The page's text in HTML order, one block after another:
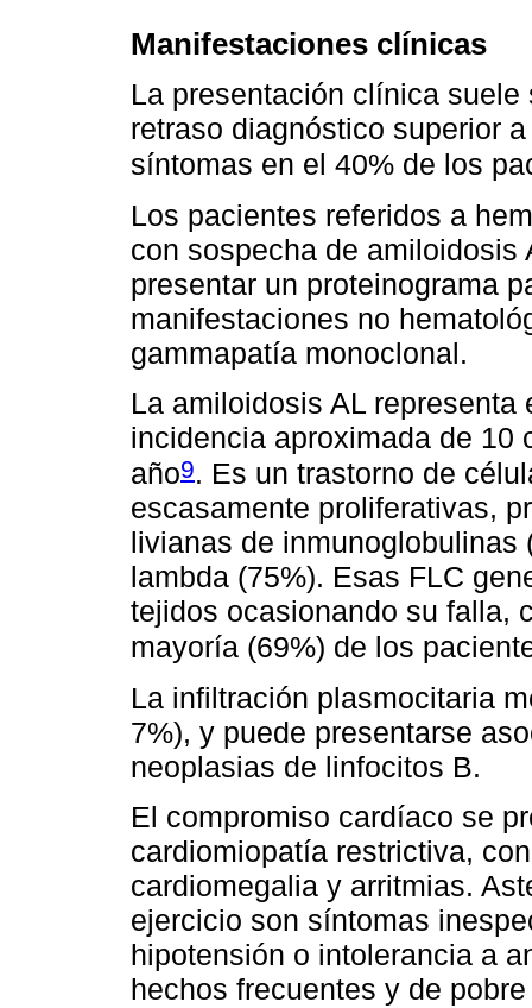
Manifestaciones clínicas
La presentación clínica
retraso diagnóstico superior
síntomas en el 40% de los
Los pacientes referidos a
con sospecha de amiloidosis
presentar un proteinograma
manifestaciones no
gammapatía monoclonal.
La amiloidosis AL
incidencia aproximada de 10
año9. Es un trastorno de
escasamente proliferativas,
livianas de inmunoglobulinas
lambda (75%). Esas FLC
tejidos ocasionando su falla,
mayoría (69%) de los
La infiltración plasmocitaria
7%), y puede presentarse
neoplasias de linfocitos B.
El compromiso cardíaco se
cardiomiopatía restrictiva,
cardiomegalia y arritmias.
ejercicio son síntomas
hipotensión o intolerancia a
hechos frecuentes y de